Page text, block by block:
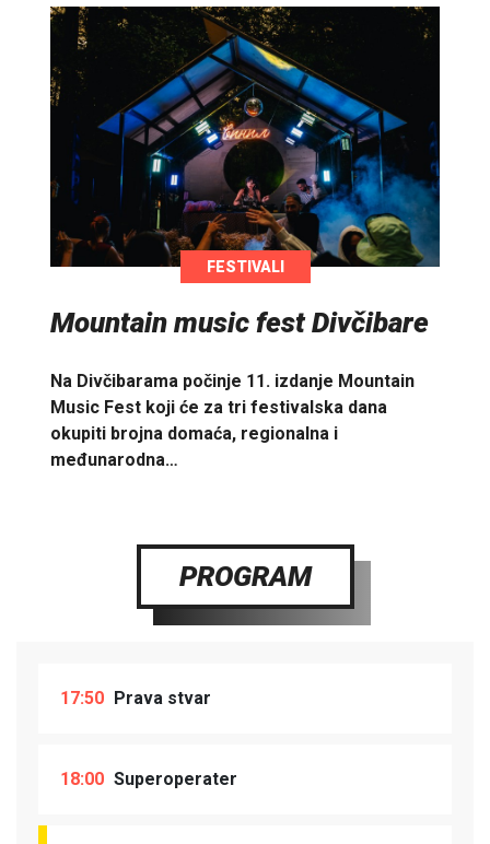
FESTIVALI
Mountain music fest Divčibare
Na Divčibarama počinje 11. izdanje Mountain
Music Fest koji će za tri festivalska dana
okupiti brojna domaća, regionalna i
međunarodna…
PROGRAM
17:50 Prava stvar
18:00 Superoperater